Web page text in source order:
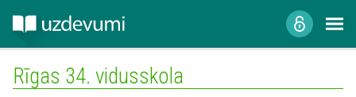
Rīgas 34. vidusskola